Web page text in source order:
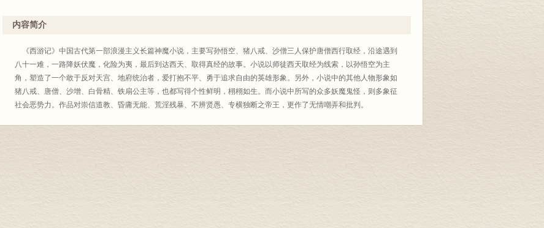
内容简介
《西游记》中国古代第一部浪漫主义长篇神魔小说，主要写孙悟空、猪八戒、沙僧三人保护唐僧西行取经，沿途遇到
八十一难，一路降妖伏魔，化险为夷，最后到达西天、取得真经的故事。小说以师徒西天取经为线索，以孙悟空为主
角，塑造了一个敢于反对天宫、地府统治者，爱打抱不平、勇于追求自由的英雄形象。另外，小说中的其他人物形象如
猪八戒、唐僧、沙增、白骨精、铁扇公主等，也都写得个性鲜明，栩栩如生。而小说中所写的众多妖魔鬼怪，则多象征
社会恶势力。作品对崇信道教、昏庸无能、荒淫残暴、不辨贤愚、专横独断之帝王，更作了无情嘲弄和批判。